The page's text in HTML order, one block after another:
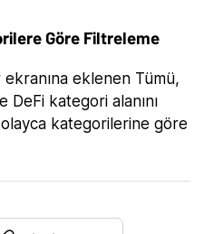
Göre Filtreleme
eklenen Tümü,
kategori alanını
kategorilerine göre